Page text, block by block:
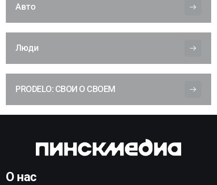
Авто
Люди
PRODELO: СВОИ О СВОЕМ
О нас